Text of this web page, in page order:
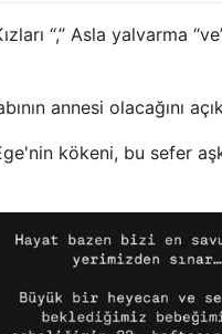
“,” Asla yalvarma
annesi olacağını
kökeni, bu sefer